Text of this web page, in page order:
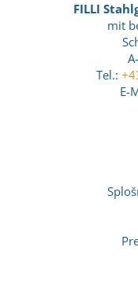
FILLI
mit
Tel.:
E-